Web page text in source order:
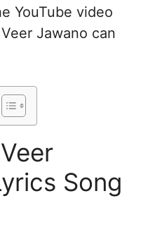
YouTube video
Jawano can
Song